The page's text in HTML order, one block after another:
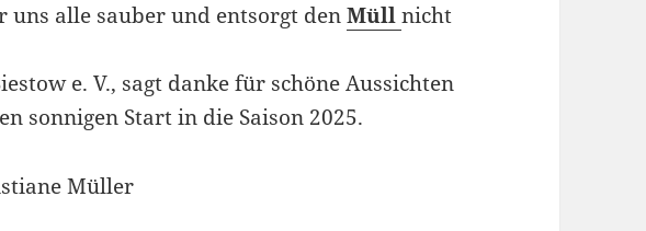
uns alle sauber und entsorgt denMüllnicht
e. V., sagt danke für schöne Aussichten
sonnigen Start in die Saison 2025.
Müller